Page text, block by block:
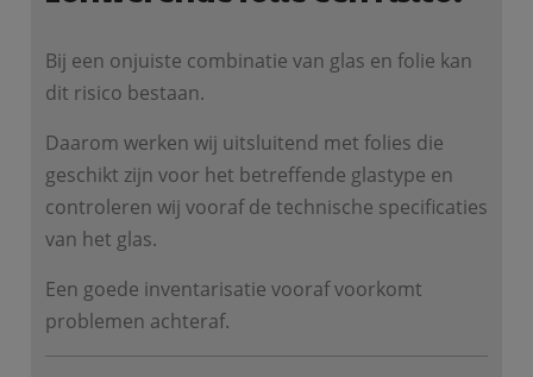
Bij een onjuiste combinatie van glas en folie kan
dit risico bestaan.
Daarom werken wij uitsluitend met folies die
geschikt zijn voor het betreffende glastype en
controleren wij vooraf de technische specificaties
van het glas.
Een goede inventarisatie vooraf voorkomt
problemen achteraf.